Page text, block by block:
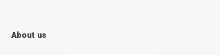
About us